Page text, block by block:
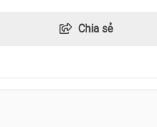
Chia sẻ